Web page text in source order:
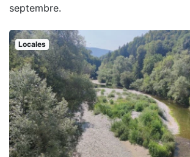
septembre.
Locales